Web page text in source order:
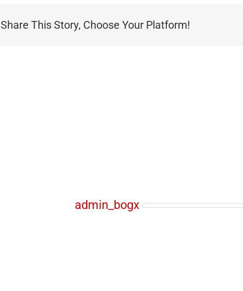
Share This Story, Choose Your Platform!
admin_bogx